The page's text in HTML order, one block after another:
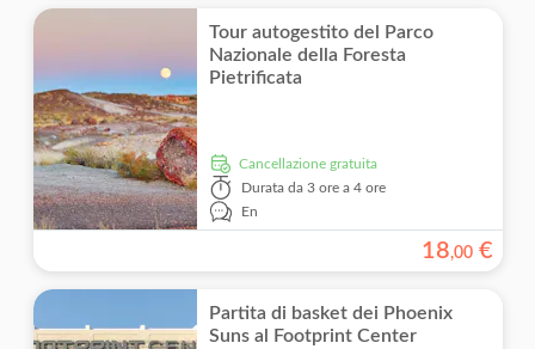
Tour autogestito del Parco
Nazionale della Foresta
Pietrificata
Cancellazione gratuita
Durata da 3 ore a 4 ore
En
18,00 €
Partita di basket dei Phoenix
Suns al Footprint Center